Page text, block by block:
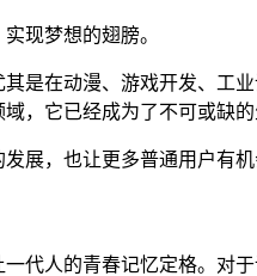
现梦想的翅膀。
是在动漫、游戏开发、工
，它已经成为了不可或缺的
展，也让更多普通用户有
代人的青春记忆定格。对